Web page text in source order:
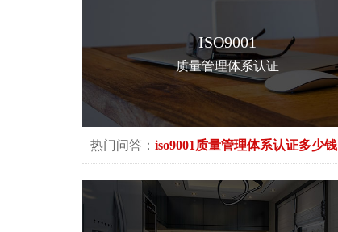
ISO9001
质量管理体系认证
热门问答： iso9001质量管理体系认证多少钱